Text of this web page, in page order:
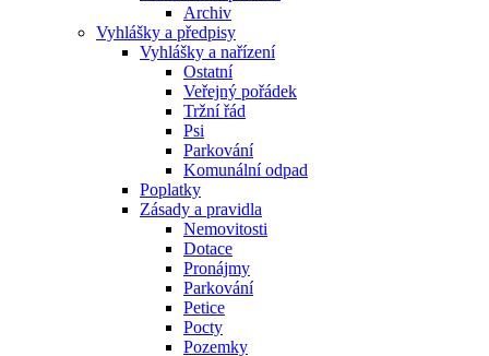
Archiv
Vyhlášky a předpisy
Vyhlášky a nařízení
Ostatní
Veřejný pořádek
Tržní řád
Psi
Parkování
Komunální odpad
Poplatky
Zásady a pravidla
Nemovitosti
Dotace
Pronájmy
Parkování
Petice
Pocty
Pozemky